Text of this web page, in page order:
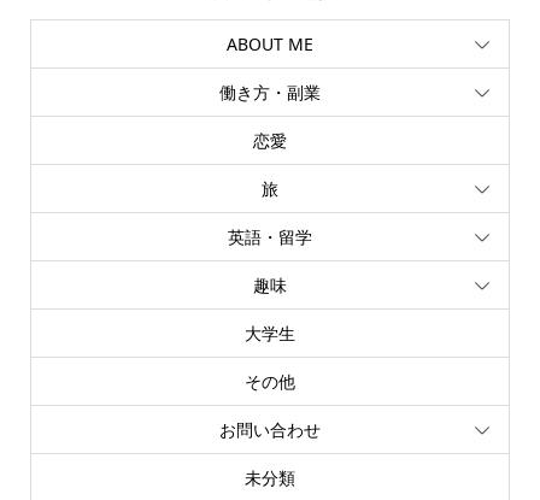
ABOUT ME
働き方・副業
恋愛
旅
英語・留学
趣味
大学生
その他
お問い合わせ
未分類